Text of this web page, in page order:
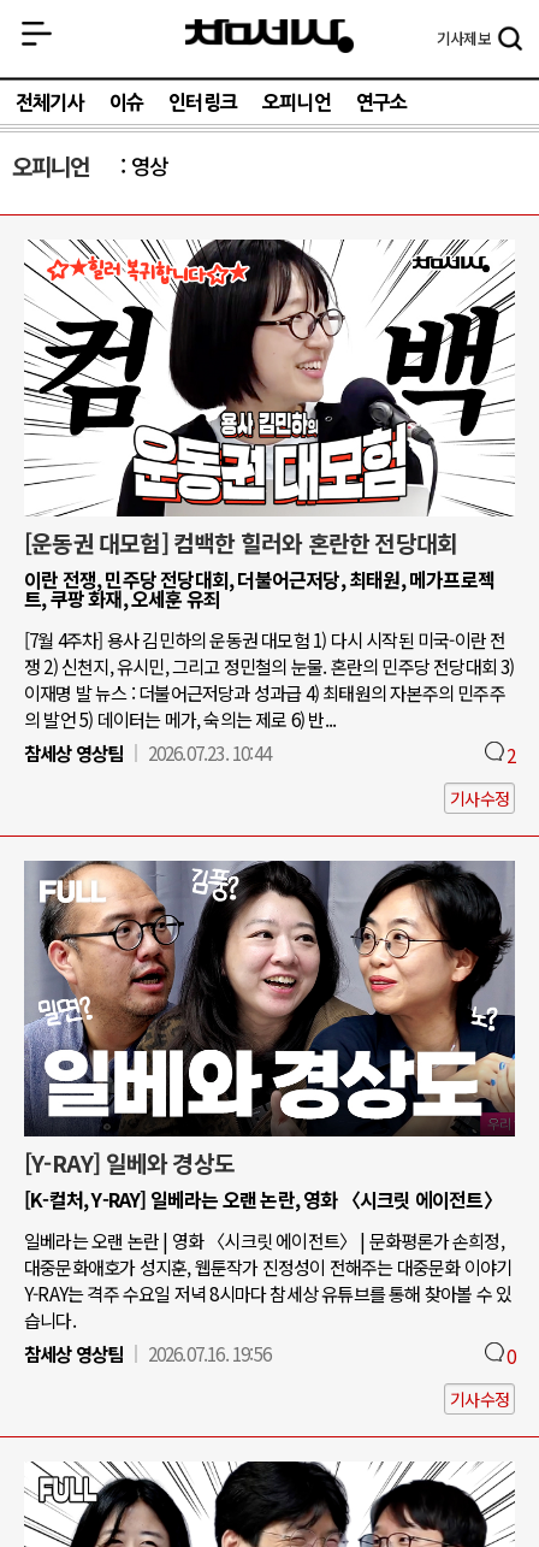
기사제보
전체기사 이슈 인터링크 오피니언 연구소
오피니언 영상
[운동권 대모험] 컴백한 힐러와 혼란한 전당대회
이란 전쟁, 민주당 전당대회, 더불어근저당, 최태원, 메가프로젝
트, 쿠팡 화재, 오세훈 유죄
[7월 4주차] 용사 김민하의 운동권 대모험 1) 다시 시작된 미국-이란 전
쟁 2) 신천지, 유시민, 그리고 정민철의 눈물. 혼란의 민주당 전당대회 3)
이재명 발 뉴스 : 더불어근저당과 성과급 4) 최태원의 자본주의 민주주
의 발언 5) 데이터는 메가, 숙의는 제로 6) 반...
참세상 영상팀
2026.07.23. 10:44 2
기사수정
[Y-RAY] 일베와 경상도
[K-컬처, Y-RAY] 일베라는 오랜 논란, 영화 〈시크릿 에이전트〉
일베라는 오랜 논란 | 영화 〈시크릿 에이전트〉 | 문화평론가 손희정,
대중문화애호가 성지훈, 웹툰작가 진정성이 전해주는 대중문화 이야기
Y-RAY는 격주 수요일 저녁 8시마다 참세상 유튜브를 통해 찾아볼 수 있
습니다.
참세상 영상팀
2026.07.16. 19:56 0
기사수정